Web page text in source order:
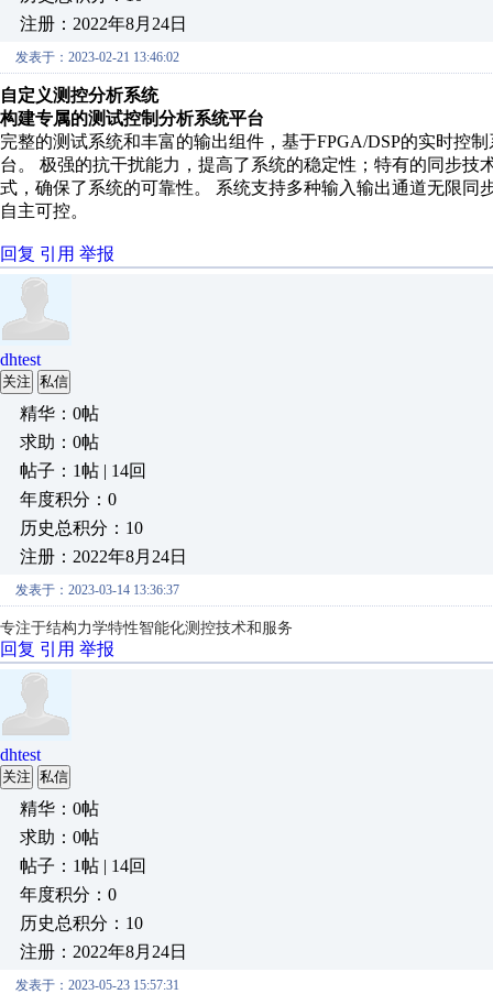
注册：2022年8月24日
发表于：2023-02-21 13:46:02
自定义测控分析系统
构建专属的测试控制分析系统平台
完整的测试系统和丰富的输出组件，基于FPGA/DSP的实时控
台。 极强的抗干扰能力，提高了系统的稳定性；特有的同步
式，确保了系统的可靠性。 系统支持多种输入输出通道无限
自主可控。
回复 引用 举报
dhtest
关注 私信
精华：0帖
求助：0帖
帖子：1帖 | 14回
年度积分：0
历史总积分：10
注册：2022年8月24日
发表于：2023-03-14 13:36:37
专注于结构力学特性智能化测控技术和服务
回复 引用 举报
dhtest
关注 私信
精华：0帖
求助：0帖
帖子：1帖 | 14回
年度积分：0
历史总积分：10
注册：2022年8月24日
发表于：2023-05-23 15:57:31